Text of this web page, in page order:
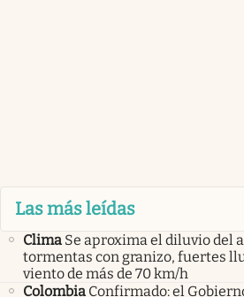
Las más leídas
Clima Se aproxima el diluvio del
tormentas con granizo, fuertes
viento de más de 70 km/h
Colombia Confirmado: el